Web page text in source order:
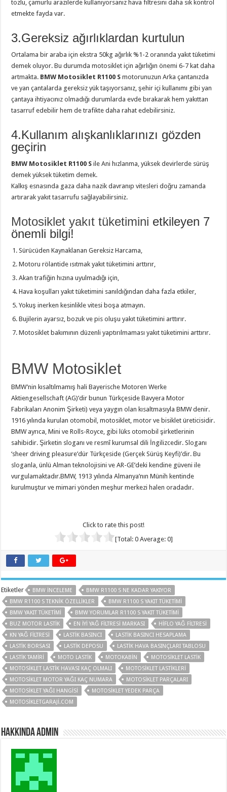
tozlu, çamurlu arazilerde kullanıyorsanız hava filtresini daha sık kontrol
etmekte fayda var.
3.Gereksiz ağırlıklardan kurtulun
Ortalama bir araba için ekstra 50kg ağırlık %1-2 oranında yakıt tüketimi
demek oluyor. Bu durumda motosiklet için ağırlığın önemi 6-7 kat daha
artmakta. BMW Motosiklet R1100 Smotorunuzun Arka çantanızda
ve yan çantalarda gereksiz yük taşıyorsanız, şehir içi kullanımı gibi yan
çantaya ihtiyacınız olmadığı durumlarda evde bırakarak hem yakıttan
tasarruf edebilir hem de trafikte daha rahat edebilirsiniz.
4.Kullanım alışkanlıklarınızı gözden
geçirin
BMW Motosiklet R1100 S ile Ani hızlanma, yüksek devirlerde sürüş
demek yüksek tüketim demek.
Kalkış esnasında gaza daha nazik davranıp vitesleri doğru zamanda
artırarak yakıt tasarrufu sağlayabilirsiniz.
Motosiklet yakıt tüketimini etkileyen 7
önemli bilgi!
Sürücüden Kaynaklanan Gereksiz Harcama,
Motoru rölantide ısıtmak yakıt tüketimini arttırır,
Akan trafiğin hızına uyulmadığı için,
Hava koşulları yakıt tüketimini sanıldığından daha fazla etkiler,
Yokuş inerken kesinlikle vitesi boşa atmayın.
Bujilerin ayarsız, bozuk ve pis oluşu yakıt tüketimini arttırır.
Motosiklet bakımının düzenli yaptırılmaması yakıt tüketimini arttırır.
BMW Motosiklet
BMW’nin kısaltılmamış hali Bayerische Motoren Werke
Aktiengesellschaft (AG)’dir bunun Türkçeside Bavyera Motor
Fabrikaları Anonim Şirketi) veya yaygın olan kısaltmasıyla BMW denir.
1916 yılında kurulan otomobil, motosiklet, motor ve bisiklet üreticisidir.
BMW ayrıca, Mini ve Rolls-Royce, gibi lüks otomobil şirketlerinin
sahibidir. Şirketin sloganı ve resmî kurumsal dili İngilizcedir. Sloganı
‘sheer driving pleasure’dür Türkçeside (Gerçek Sürüş Keyfi)’dir. Bu
sloganla, ünlü Alman teknolojisini ve AR-GE’deki kendine güveni ile
vurgulamaktadır.BMW, 1913 yılında Almanya’nın Münih kentinde
kurulmuştur ve mimari yönden meşhur merkezi halen oradadır.
Click to rate this post!
[Total: 0Average: 0]
Etiketler BMW İNCELEME
BMW R1100 S NE KADAR YAKIYOR
BMW R1100 S TEKNIK ÖZELLIKLER
BMW R1100 S YAKIT TÜKETIMI
BMW YAKIT TÜKETIMI
BMW YORUMLAR R1100 S YAKIT TÜKETIMI
BUZ MOTOR LASTIK
EN IYI YAĞ FILTRESI MARKASI
HIFLO YAĞ FILTRESI
KN YAĞ FILTRESI
LASTIK BASINCI
LASTIK BASINCI HESAPLAMA
LASTIK BORSASI
LASTIK DEPOSU
LASTIK HAVA BASINÇLARI TABLOSU
LASTIK TAMIRI
MOTO LASTIK MOTOKABIN
MOTOSIKLET LASTIK
MOTOSIKLET LASTIK HAVASI KAÇ OLMALI
MOTOSIKLET LASTIKLERI
MOTOSIKLET MOTOR YAĞI KAÇ NUMARA
MOTOSIKLET PARÇALARI
MOTOSIKLET YAĞI HANGISI
MOTOSIKLET YEDEK PARÇA
MOTOSIKLETGARAJI.COM
hakkında admin